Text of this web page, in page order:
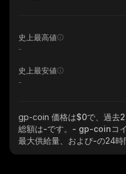
史上最高値
-
史上最安値
-
gp-coin 価格は$0で、過去
総額は-です。 - gp-coinコ
最大供給量、および-の24時